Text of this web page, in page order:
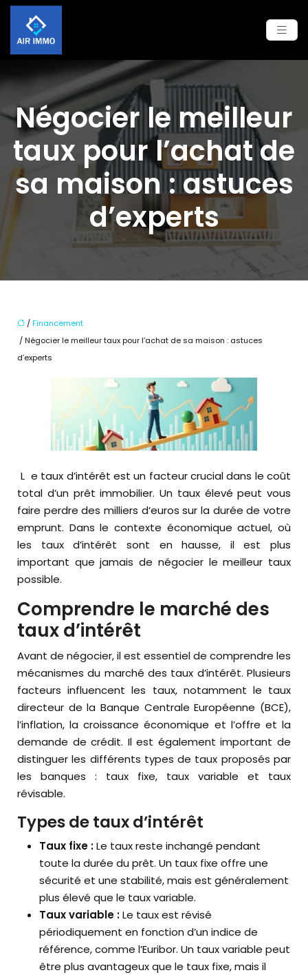
Négocier le meilleur
taux pour l’achat de
sa maison : astuces
d’experts
/Financement
/ Négocier le meilleur taux pour l’achat de sa maison : astuces
d’experts
Le taux d’intérêt est un facteur crucial dans le coût
total d’un prêt immobilier. Un taux élevé peut vous
faire perdre des milliers d’euros sur la durée de votre
emprunt. Dans le contexte économique actuel, où
les taux d’intérêt sont en hausse, il est plus
important que jamais de négocier le meilleur taux
possible.
Comprendre le marché des
taux d’intérêt
Avant de négocier, il est essentiel de comprendre les
mécanismes du marché des taux d’intérêt. Plusieurs
facteurs influencent les taux, notamment le taux
directeur de la Banque Centrale Européenne (BCE),
l’inflation, la croissance économique et l’offre et la
demande de crédit. Il est également important de
distinguer les différents types de taux proposés par
les banques : taux fixe, taux variable et taux
révisable.
Types de taux d’intérêt
Taux fixe :Le taux reste inchangé pendant
toute la durée du prêt. Un taux fixe offre une
sécurité et une stabilité, mais est généralement
plus élevé que le taux variable.
Taux variable :Le taux est révisé
périodiquement en fonction d’un indice de
référence, comme l’Euribor. Un taux variable peut
être plus avantageux que le taux fixe, mais il